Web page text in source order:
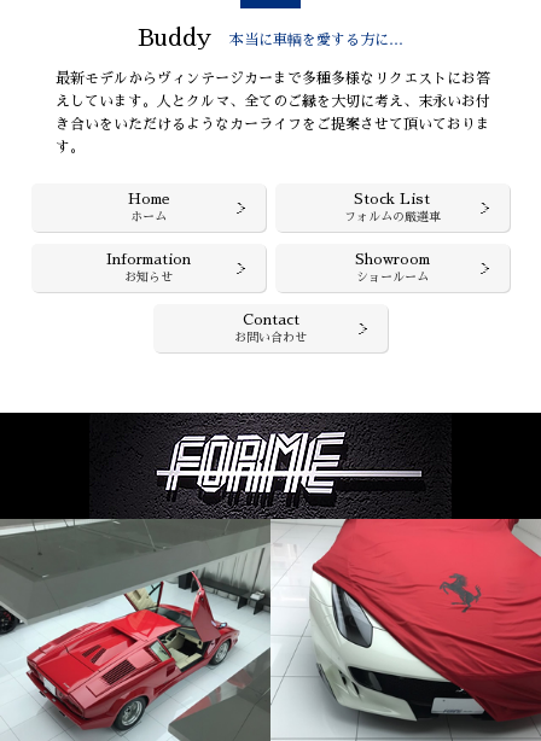
Buddy 本当に車輌を愛する方に…
最新モデルからヴィンテージカーまで多種多様なリクエストにお答
えしています。人とクルマ、全てのご縁を大切に考え、末永いお付
き合いをいただけるようなカーライフをご提案させて頂いておりま
す。
Home
ホーム
Stock List
フォルムの厳選車
Information
お知らせ
Showroom
ショールーム
Contact
お問い合わせ